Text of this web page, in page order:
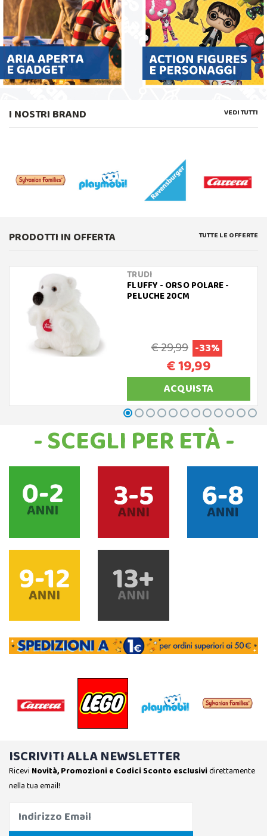
I NOSTRI BRAND VEDI TUTTI
PRODOTTI IN OFFERTA TUTTE LE OFFERTE
TRUDI
FLUFFY - ORSO POLARE -
PELUCHE 20CM
€ 29,99 -33%
€ 19,99
ACQUISTA
- SCEGLI PER ETÀ -
ISCRIVITI ALLA NEWSLETTER
Ricevi Novità, Promozioni e Codici Sconto esclusividirettamente
nella tua email!